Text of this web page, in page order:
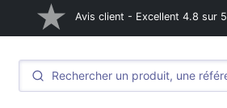
Avis client - Excellent 4.8 sur 5